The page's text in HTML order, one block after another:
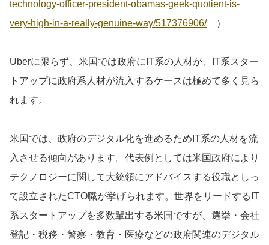
technology-officer-president-obamas-geek-quotient-is-
very-high-in-a-really-genuine-way/517376906/
）
Uberに限らず、米国では政府にIT系の人材が、IT系スター
トアップに政府系人材が流入するケースは極めて多く見ら
れます。
米国では、政府のデジタル化を進めるためIT系の人材を流
入させる傾向があります。代表例としては米国政府により
テクノロジーに関して大統領にアドバイスする役職としっ
て設立されたCTO職が挙げられます。世界をリードするIT
系スタートアップを多数輩出する米国ですが、選挙・会社
登記・税務・警察・教育・医療などの政府関連のデジタル